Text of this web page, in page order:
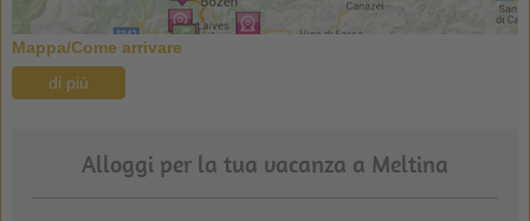
Mappa/Come arrivare
di più
Alloggi per la tua vacanza a Meltina